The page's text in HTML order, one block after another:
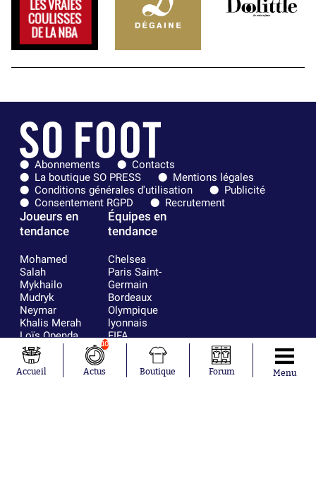
Abonnements
Contacts
La boutique SO PRESS
Mentions légales
Conditions générales d'utilisation
Publicité
Consentement RGPD
Recrutement
Joueurs en
tendance
Mohamed
Salah
Mykhailo
Mudryk
Neymar
Khalis Merah
Loïs Openda
Moussa
Niakhaté
Nicolás
Équipes en
tendance
Chelsea
Paris Saint-
Germain
Bordeaux
Olympique
lyonnais
FIFA
Real Madrid
RC Strasbourg
AC Milan
Accueil
10
Actus Boutique Forum Menu